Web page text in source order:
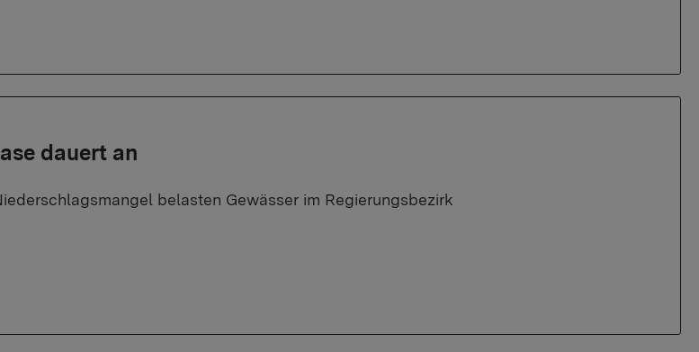
dauert an
belasten Gewässer im Regierungsbezirk